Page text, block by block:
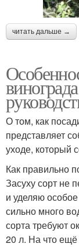
читать дальше →
О том, как
представляет
уходе, который
Как правильно
Засуху сорт не
и уделяю
сильно много
сорта требуют
20 л. На что